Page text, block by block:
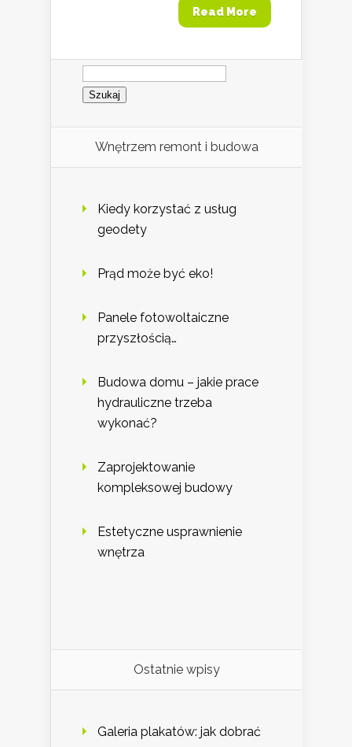
Read More
Szukaj:
Wnętrzem remont i budowa
Kiedy korzystać z usług
geodety
Prąd może być eko!
Panele fotowoltaiczne
przyszłością…
Budowa domu – jakie prace
hydrauliczne trzeba
wykonać?
Zaprojektowanie
kompleksowej budowy
Estetyczne usprawnienie
wnętrza
Ostatnie wpisy
Galeria plakatów: jak dobrać